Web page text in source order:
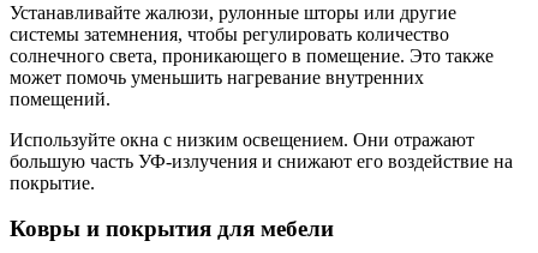
Устанавливайте жалюзи, рулонные шторы или другие
системы затемнения, чтобы регулировать количество
солнечного света, проникающего в помещение. Это также
может помочь уменьшить нагревание внутренних
помещений.
Используйте окна с низким освещением. Они отражают
большую часть УФ-излучения и снижают его воздействие на
покрытие.
Ковры и покрытия для мебели